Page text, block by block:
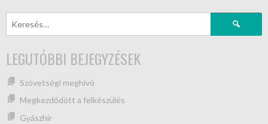
LEGUTÓBBI BEJEGYZÉSEK
Szövetségi meghívó
Megkezdődött a felkészülés
Gyászhír